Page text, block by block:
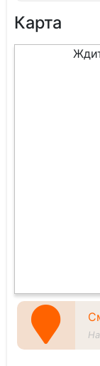
Карта